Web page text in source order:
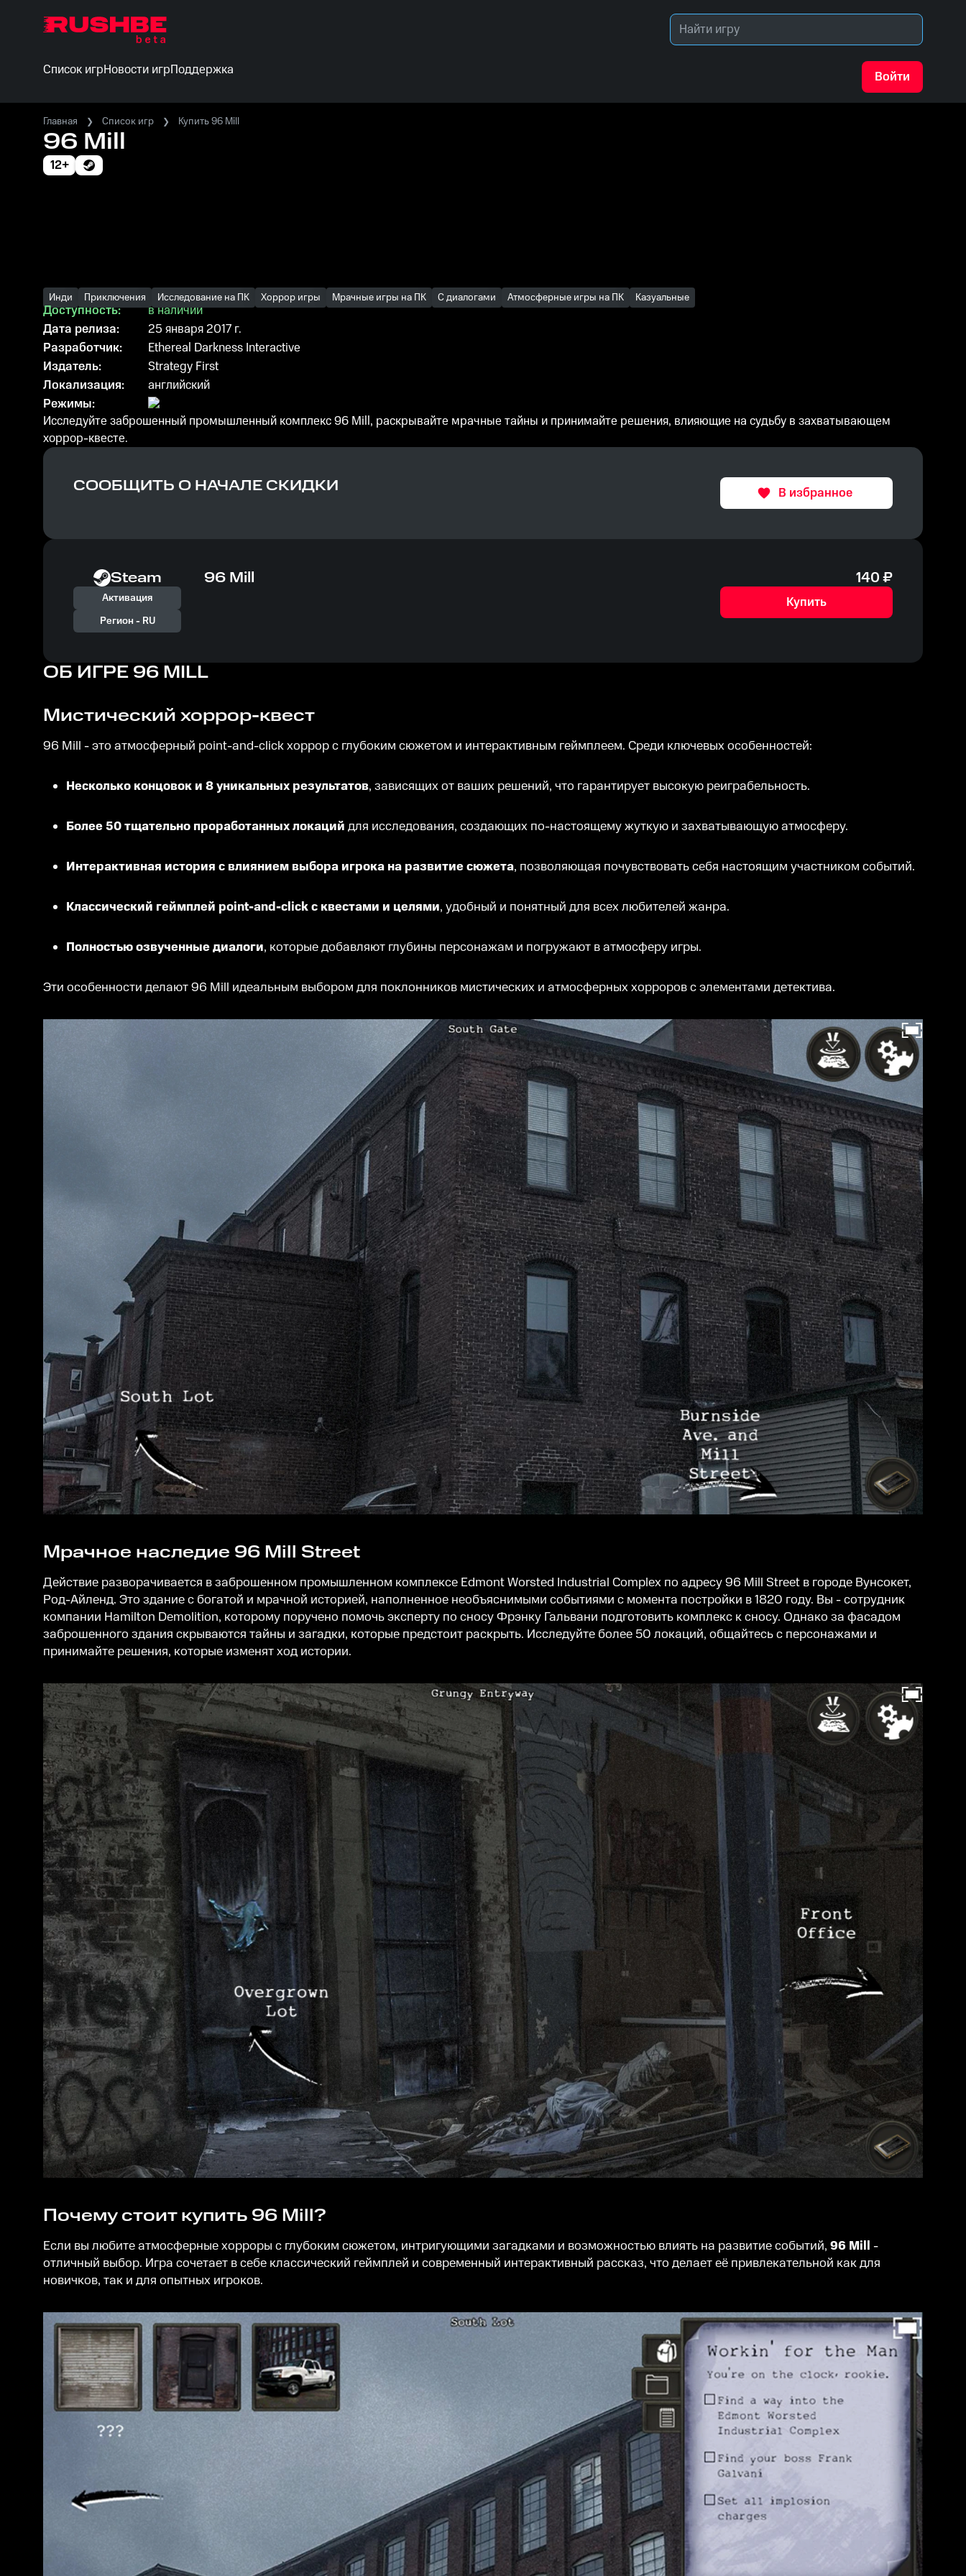
Список игрНовости игрПоддержка Войти
Главная Список игр Купить 96 Mill
96 Mill
12+
Инди Приключения Исследование на ПК Хоррор игры Мрачные игры на ПК С диалогами Атмосферные игры на ПК Казуальные
Доступность:
в наличии
Дата релиза:
25 января 2017 г.
Разработчик:
Ethereal Darkness Interactive
Издатель:
Strategy First
Локализация:
английский
Режимы:
Исследуйте заброшенный промышленный комплекс 96 Mill, раскрывайте мрачные тайны и принимайте решения, влияющие на судьбу в захватывающем
хоррор-квесте.
СООБЩИТЬ О НАЧАЛЕ СКИДКИ В избранное
Steam
Активация
Регион - RU
96 Mill 140₽
Купить
ОБ ИГРЕ 96 MILL
Мистический хоррор-квест
96 Mill - это атмосферный point-and-click хоррор с глубоким сюжетом и интерактивным геймплеем. Среди ключевых особенностей:
Несколько концовок и 8 уникальных результатов, зависящих от ваших решений, что гарантирует высокую реиграбельность.
Более 50 тщательно проработанных локаций для исследования, создающих по-настоящему жуткую и захватывающую атмосферу.
Интерактивная история с влиянием выбора игрока на развитие сюжета, позволяющая почувствовать себя настоящим участником событий.
Классический геймплей point-and-click с квестами и целями, удобный и понятный для всех любителей жанра.
Полностью озвученные диалоги, которые добавляют глубины персонажам и погружают в атмосферу игры.
Эти особенности делают 96 Mill идеальным выбором для поклонников мистических и атмосферных хорроров с элементами детектива.
Мрачное наследие 96 Mill Street
Действие разворачивается в заброшенном промышленном комплексе Edmont Worsted Industrial Complex по адресу 96 Mill Street в городе Вунсокет,
Род-Айленд. Это здание с богатой и мрачной историей, наполненное необъяснимыми событиями с момента постройки в 1820 году. Вы - сотрудник
компании Hamilton Demolition, которому поручено помочь эксперту по сносу Фрэнку Гальвани подготовить комплекс к сносу. Однако за фасадом
заброшенного здания скрываются тайны и загадки, которые предстоит раскрыть. Исследуйте более 50 локаций, общайтесь с персонажами и
принимайте решения, которые изменят ход истории.
Почему стоит купить 96 Mill?
Если вы любите атмосферные хорроры с глубоким сюжетом, интригующими загадками и возможностью влиять на развитие событий, 96 Mill -
отличный выбор. Игра сочетает в себе классический геймплей и современный интерактивный рассказ, что делает её привлекательной как для
новичков, так и для опытных игроков.